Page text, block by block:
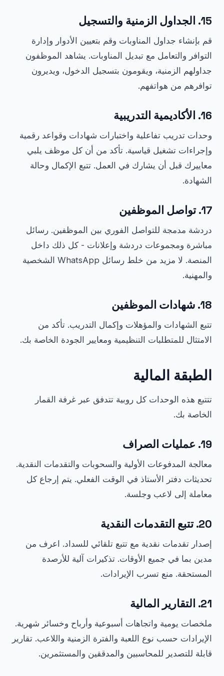
15. الجداول الزمنية والتسجيل
قم بإنشاء جداول المناوبات وقم بتعيين الأدوار وإدارة
التوافر والتعامل مع تبديل المناوبات. يشاهد الموظفون
جداولهم الزمنية، ويقومون بتسجيل الدخول، ويديرون
توافرهم من هواتفهم.
16. الأكاديمية التدريبية
وحدات تدريب تفاعلية واختبارات شهادات وقواعد رقمية
وإجراءات تشغيل قياسية. تأكد من أن كل موظف يلبي
معاييرك قبل أن يشارك في العمل. تتبع الإكمال وحالة
الشهادة.
17. تواصل الموظفين
دردشة مدمجة للتواصل الفوري بين الموظفين. رسائل
مباشرة ومجموعات دردشة وإعلانات - كل ذلك داخل
المنصة. لا مزيد من خلط رسائل WhatsApp الشخصية
والمهنية.
18. شهادات الموظفين
تتبع الشهادات والمؤهلات وإكمال التدريب. تأكد من
الامتثال للمتطلبات التنظيمية ومعايير الجودة الخاصة بك.
الطبقة المالية
تتتبع هذه الوحدات كل روبية تتدفق عبر غرفة القمار
الخاصة بك.
19. عمليات الصراف
معالجة المدفوعات الأولية والسحوبات والتقدمات النقدية.
تحديثات دفتر الأستاذ في الوقت الفعلي. يتم إرجاع كل
معاملة إلى لاعب وجلسة.
20. تتبع التقدمات النقدية
إصدار تقدمات نقدية مع تتبع تلقائي للسداد. اعرف من
مدين بما في جميع الأوقات. تذكيرات آلية للأرصدة
المستحقة. منع تسرب الإيرادات.
21. التقارير المالية
ملخصات يومية واتجاهات أسبوعية وأرباح وخسائر شهرية.
الإيرادات حسب نوع اللعبة والفترة الزمنية واللاعب. تقارير
قابلة للتصدير للمحاسبين والمدققين والمستثمرين.